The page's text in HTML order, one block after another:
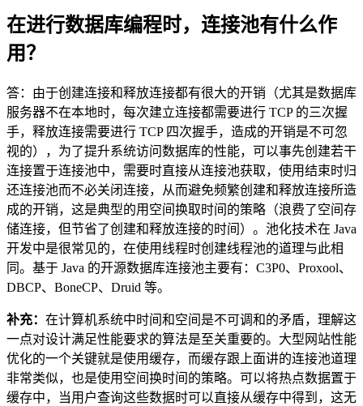
在进行数据库编程时，连接池有什么作
用？
答：由于创建连接和释放连接都有很大的开销（尤其是数据库
服务器不在本地时，每次建立连接都需要进行 TCP 的三次握
手，释放连接需要进行 TCP 四次握手，造成的开销是不可忽
视的），为了提升系统访问数据库的性能，可以事先创建若干
连接置于连接池中，需要时直接从连接池获取，使用结束时归
还连接池而不必关闭连接，从而避免频繁创建和释放连接所造
成的开销，这是典型的用空间换取时间的策略（浪费了空间存
储连接，但节省了创建和释放连接的时间）。池化技术在 Java
开发中是很常见的，在使用线程时创建线程池的道理与此相
同。基于 Java 的开源数据库连接池主要有：C3P0、Proxool、
DBCP、BoneCP、Druid 等。
补充： 在计算机系统中时间和空间是不可调和的矛盾，理解这
一点对设计满足性能要求的算法是至关重要的。大型网站性能
优化的一个关键就是使用缓存，而缓存跟上面讲的连接池道理
非常类似，也是使用空间换时间的策略。可以将热点数据置于
缓存中，当用户查询这些数据时可以直接从缓存中得到，这无